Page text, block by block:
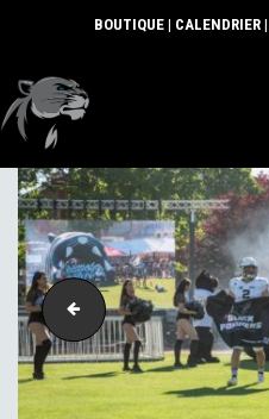
BOUTIQUE | CALENDRIER |
ACTUS
SECTIONS
CLUB
COMMUNAUTÉ
PARTENAIRES
CONTACT
COUV-WEB